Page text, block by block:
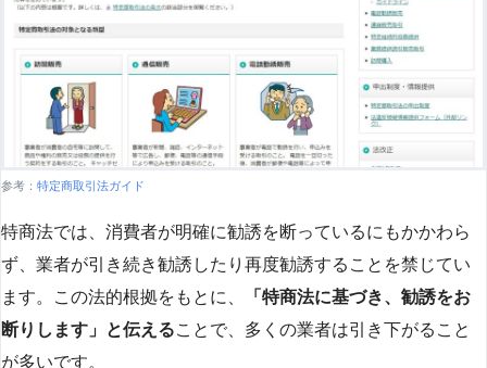
参考： 特定商取引法ガイド
特商法では、消費者が明確に勧誘を断っているにもかかわら
ず、業者が引き続き勧誘したり再度勧誘することを禁じてい
ます。この法的根拠をもとに、
「特商法に基づき、勧誘をお
断りします」と伝えることで、多くの業者は引き下がること
が多いです​​。